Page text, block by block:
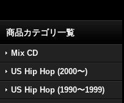
商品カテゴリ一覧
Mix CD
US Hip Hop (2000〜)
US Hip Hop (1990〜1999)